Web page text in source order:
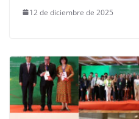
12 de diciembre de 2025